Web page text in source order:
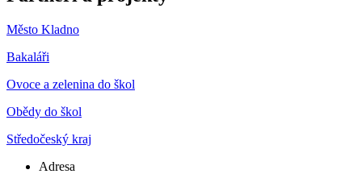
Město Kladno
Bakaláři
Ovoce a zelenina do škol
Obědy do škol
Středočeský kraj
Adresa